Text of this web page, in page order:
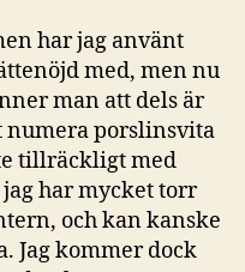
har jag använt
med, men nu
man att dels är
porslinsvita
tillräckligt med
har mycket torr
och kan kanske
Jag kommer dock